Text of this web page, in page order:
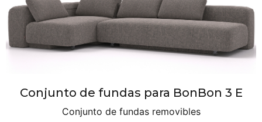
Conjunto de fundas para BonBon 3 E
Conjunto de fundas removibles